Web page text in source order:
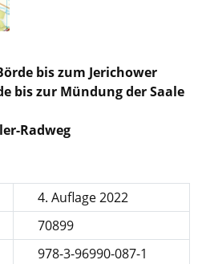
bis zum Jerichower
bis zur Mündung der Saale
Radweg
4. Auflage 2022
70899
978-3-96990-087-1